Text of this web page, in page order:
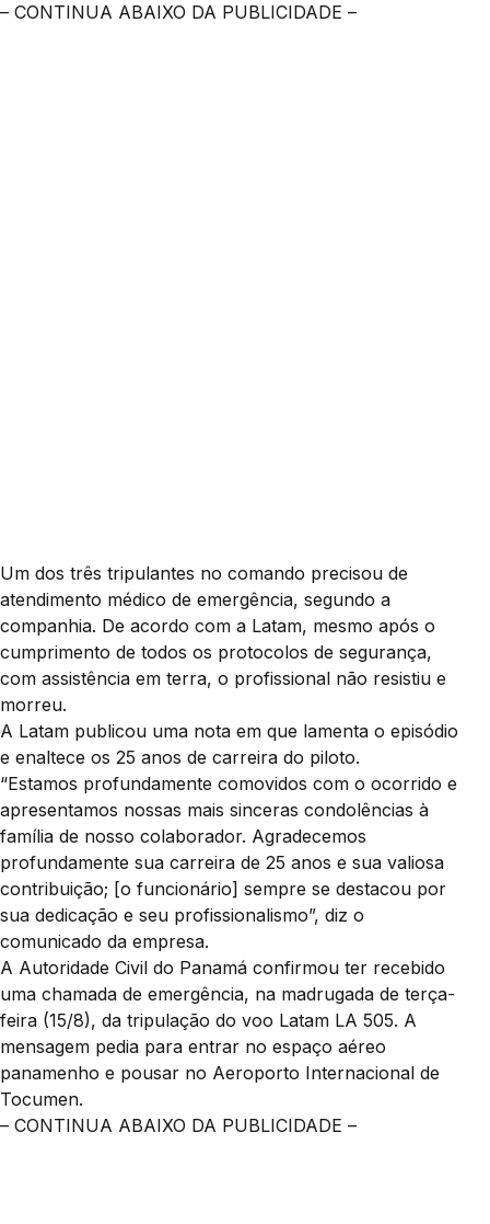
– CONTINUA ABAIXO DA PUBLICIDADE –
Um dos três tripulantes no comando precisou de
atendimento médico de emergência, segundo a
companhia. De acordo com a Latam, mesmo após o
cumprimento de todos os protocolos de segurança,
com assistência em terra, o profissional não resistiu e
morreu.
A Latam publicou uma nota em que lamenta o episódio
e enaltece os 25 anos de carreira do piloto.
“Estamos profundamente comovidos com o ocorrido e
apresentamos nossas mais sinceras condolências à
família de nosso colaborador. Agradecemos
profundamente sua carreira de 25 anos e sua valiosa
contribuição; [o funcionário] sempre se destacou por
sua dedicação e seu profissionalismo”, diz o
comunicado da empresa.
A Autoridade Civil do Panamá confirmou ter recebido
uma chamada de emergência, na madrugada de terça-
feira (15/8), da tripulação do voo Latam LA 505. A
mensagem pedia para entrar no espaço aéreo
panamenho e pousar no Aeroporto Internacional de
Tocumen.
– CONTINUA ABAIXO DA PUBLICIDADE –